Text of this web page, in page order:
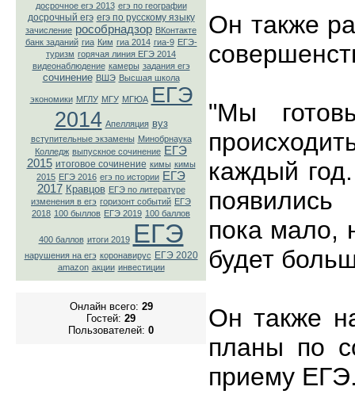
досрочное егэ 2013 егэ по географии
досрочный егэ егэ по русскому языку
зачисление рособрнадзор ВКонтaкте
банк заданий гиа Ким гиа 2014 гиа-9 ЕГЭ-
туризм горячая линия ЕГЭ 2014
видеонаблюдение камеры задания егэ
сочинение ВШЭ Высшая школа
экономики МГЛУ МГУ МГЮА ЕГЭ
2014 Апелляция вуз
вступительные экзамены Минобрнаука
Колледж выпускное сочинение ЕГЭ
2015 итоговое сочинение кимы кимы
2015 ЕГЭ 2016 егэ по истории ЕГЭ
2017 Кравцов ЕГЭ по литературе
изменения в егэ горизонт событий ЕГЭ
2018 100 быллов ЕГЭ 2019 100 баллов
400 баллов итоги 2019 ЕГЭ
нарушения на егэ коронавирус ЕГЭ 2020
amazon акции инвестиции
Онлайн всего: 29
Гостей: 29
Пользователей: 0
Он также
"Мы
каждый
пока мало,
будет
Он также
планы по
приему